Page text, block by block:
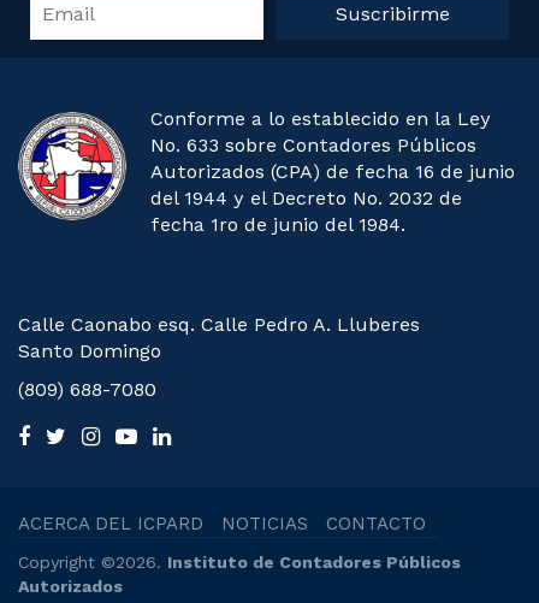
Suscribirme
Conforme a lo establecido en la Ley
No. 633 sobre Contadores Públicos
Autorizados (CPA) de fecha 16 de junio
del 1944 y el Decreto No. 2032 de
fecha 1ro de junio del 1984.
Calle Caonabo esq. Calle Pedro A. Lluberes
Santo Domingo
(809) 688-7080
ACERCA DEL ICPARD NOTICIAS CONTACTO
Copyright ©2026. Instituto de Contadores Públicos
Autorizados